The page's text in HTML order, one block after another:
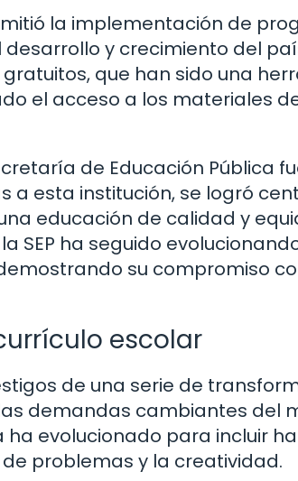
la implementación de
y crecimiento del
que han sido una
el acceso a los materiales
de Educación Pública
a esta institución, se logró
educación de calidad y
SEP ha seguido
su compromiso
escolar
de una serie de
demandas cambiantes del
evolucionado para incluir
problemas y la creatividad.